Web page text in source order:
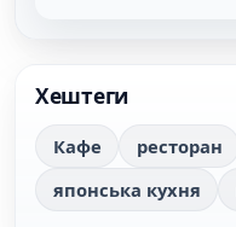
Хештеги
Кафе ресторан
японська кухня